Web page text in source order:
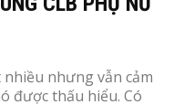
nhưng vẫn cảm
được thấu hiểu. Có